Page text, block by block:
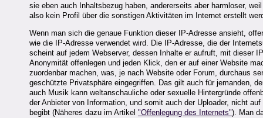
sie eben auch Inhaltsbezug haben, andererseits aber harmloser,
also kein Profil über die sonstigen Aktivitäten im Internet erstellt
Wenn man sich die genaue Funktion dieser IP-Adresse ansieht,
wie die IP-Adresse verwendet wird. Die IP-Adresse, die der
scheint auf jedem Webserver, dessen Inhalte er aufruft, mit dieser
Anonymität offenlegen und jeden Klick, den er auf einer Website
zuordenbar machen, was, je nach Website oder Forum, durchaus
geschützte Privatsphäre eingegriffen. Das gilt auch für jemanden,
auch Musik kann weltanschauliche oder sexuelle Hintergründe
der Anbieter von Information, und somit auch der Uploader, nicht
begibt (Näheres dazu im Artikel "Offenlegung des Internets"). Man